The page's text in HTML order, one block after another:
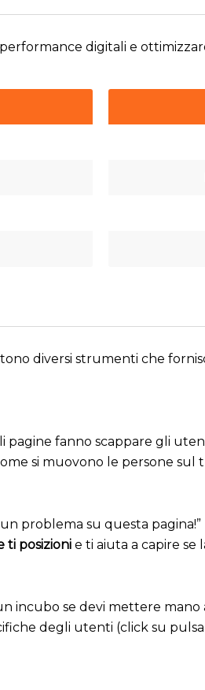
digitali e
diversi strumenti che
fanno scappare gli
si muovono le persone sul
problema su questa
ti posizioni e ti aiuta a capire se
incubo se devi mettere mano
degli utenti (click su